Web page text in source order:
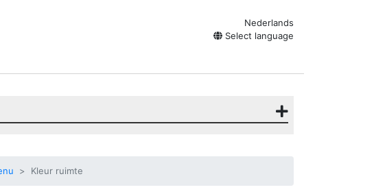
Nederlands
Select language
Kleur ruimte